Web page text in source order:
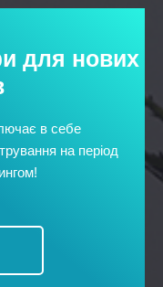
для нових
в себе
на період